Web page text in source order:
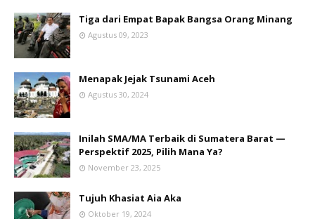
Tiga dari Empat Bapak Bangsa Orang Minang
Agustus 09, 2023
Menapak Jejak Tsunami Aceh
Agustus 30, 2024
Inilah SMA/MA Terbaik di Sumatera Barat —
Perspektif 2025, Pilih Mana Ya?
November 23, 2025
Tujuh Khasiat Aia Aka
Oktober 19, 2024